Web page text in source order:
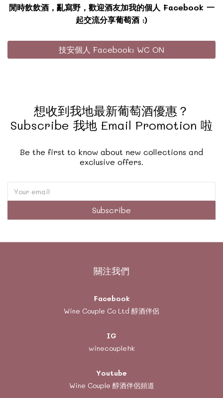
閒時飲飲酒，亂寫野，歡迎酒友加我的個人 Facebook 一
起交流分享葡萄酒 :)
技安個人 Facebook: WC ON
想收到我地最新葡萄酒優惠？
Subscribe 我地 Email Promotion 啦
Be the first to know about new collections and
exclusive offers.
Subscribe
關注我們
Facebook
Wine Couple Co Ltd 醇酒伴侶
IG
winecouplehk
Youtube
Wine Couple 醇酒伴侶頻道